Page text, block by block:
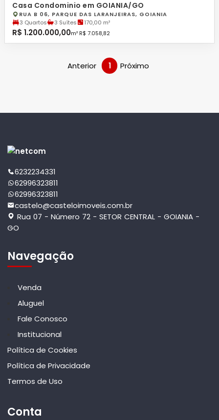
Casa Condominio em GOIANIA/GO
RUA B 06, PARQUE DAS LARANJEIRAS, GOIANIA
3 Quartos
3 Suítes 170,00 m²
R$ 1.200.000,00m² R$ 7.058,82
Anterior 1 Próximo
6232234331
62996323811
62996323811
castelo@casteloimoveis.com.br
Rua 07 - Número 72 - SETOR CENTRAL - GOIANIA -
GO
Navegação
Venda
Aluguel
Fale Conosco
Institucional
Política de Cookies
Política de Privacidade
Termos de Uso
Conta